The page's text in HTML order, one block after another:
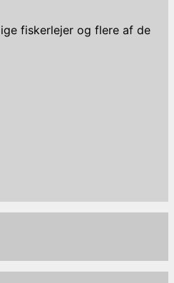
fiskerlejer og flere af de